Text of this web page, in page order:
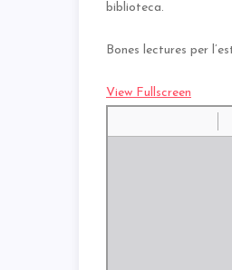
biblioteca.
Bones lectures per
View Fullscreen